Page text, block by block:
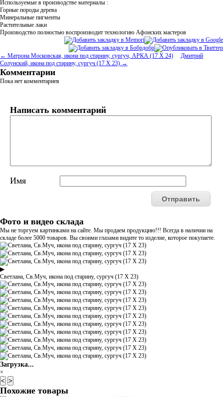
Используемые в производстве материалы :
Горные породы дерева
Минеральные пигменты
Растительные лаки
Производство полностью воспроизводит технологию Афонских мастеров
← Матрона Московская, икона под старину, сургуч, АРКА (17 Х 24)
Дмитрий
Солунский, икона под старину, сургуч (17 Х 23) →
Комментарии
Пока нет комментариев
Написать комментарий
Имя
Фото и видео склада
Мы не торгуем картинками на сайте. Мы продаем продукцию!!! Всегда в наличии на
складе более 5000 товаров. Вы своими глазами видите то изделие, которое покупаете.
▶
Светлана, Св.Муч, икона под старину, сургуч (17 Х 23)
Загрузка...
×
< >
Похожие товары